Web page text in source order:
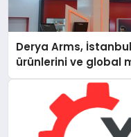
Derya Arms,
ürünlerini ve global